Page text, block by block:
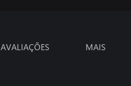
AVALIAÇÕES MAIS